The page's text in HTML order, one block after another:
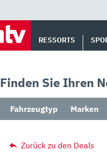
RESSORTS
Finden Sie Ihren
Fahrzeugtyp Marken
Zurück zu den Deals